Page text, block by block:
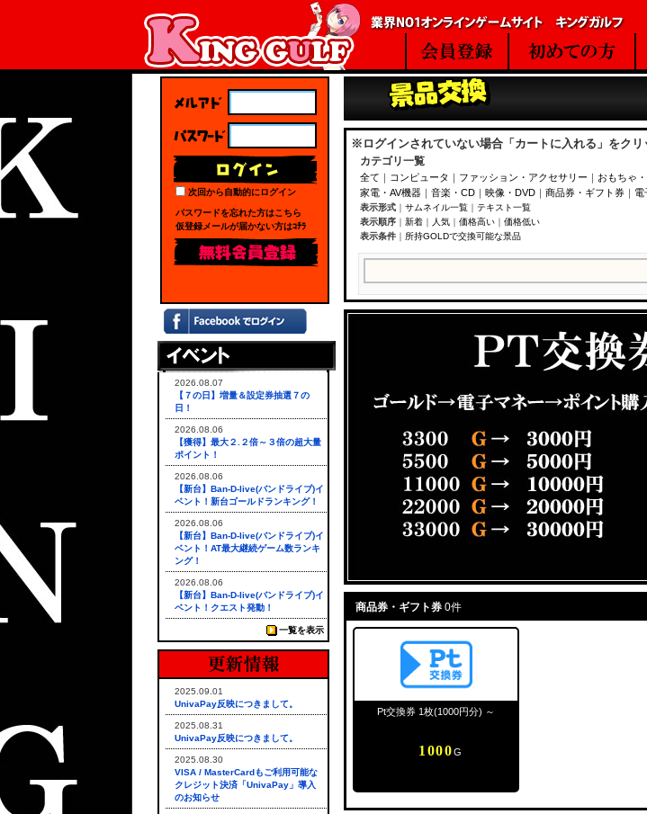
※ログインされていない場合「カートに入れる」をクリ
カテゴリ一覧
全て ｜ コンピュータ ｜ ファッション・アクセサリー ｜ おもちゃ
家電・AV機器 ｜ 音楽・CD ｜ 映像・DVD ｜ 商品券・ギフト券 ｜ 電
表示形式 ｜ サムネイル一覧 ｜ テキスト一覧
表示順序 ｜ 新着 ｜ 人気 ｜ 価格高い ｜ 価格低い
表示条件 ｜ 所持GOLDで交換可能な景品
商品券・ギフト券 0件
Pt交換券 1枚(1000円分) ～
1000G
次回から自動的にログイン
パスワードを忘れた方はこちら
仮登録メールが届かない方はｺﾁﾗ
2026.08.07
【７の日】増量＆設定券抽選７の
日！
2026.08.06
【獲得】最大２.２倍～３倍の超大量
ポイント！
2026.08.06
【新台】Ban-D-live(バンドライブ)イ
ベント！新台ゴールドランキング！
2026.08.06
【新台】Ban-D-live(バンドライブ)イ
ベント！AT最大継続ゲーム数ランキ
ング！
2026.08.06
【新台】Ban-D-live(バンドライブ)イ
ベント！クエスト発動！
一覧を表示
2025.09.01
UnivaPay反映につきまして。
2025.08.31
UnivaPay反映につきまして。
2025.08.30
VISA / MasterCardもご利用可能な
クレジット決済「UnivaPay」導入
のお知らせ